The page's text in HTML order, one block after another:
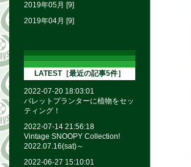
2019年05月 [9]
2019年04月 [9]
LATEST［最近の記事5件］
2022-07-20 18:03:01
バレットプランターに植物をセッ
ティング！
2022-07-14 21:56:18
Vintage SNOOPY Collection!
2022.07.16(sat)～
2022-06-27 15:10:01